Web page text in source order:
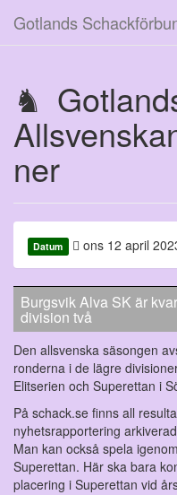
Gotlands
ner
Datum ons 12 april
Burgsvik Alva SK är
division två
Den allsvenska säsongen
ronderna i de lägre
Elitserien och Superettan i
På schack.se finns all
nyhetsrapportering
Man kan också spela
Superettan. Här ska bara
placering i Superettan vid